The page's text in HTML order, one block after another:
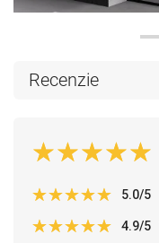
Recenzie
5.0/5
4.9/5